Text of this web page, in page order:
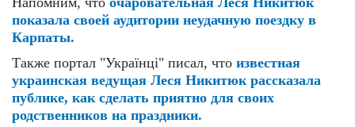
показала своей аудитории неудачную поездку в
Карпаты.
Также портал "Українці" писал, что известная
украинская ведущая Леся Никитюк рассказала
публике, как сделать приятно для своих
родственников на праздники.